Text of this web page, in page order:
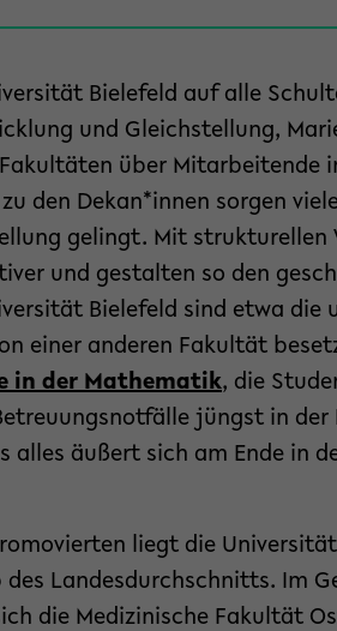
Bielefeld auf alle
und Gleichstellung,
über Mitarbeitende
den Dekan*innen sorgen
gelingt. Mit strukturellen
und gestalten so den
Bielefeld sind etwa die
einer anderen Fakultät
in der Mathematik, die
jüngst in
alles äußert sich am Ende in
liegt die
Landesdurchschnitts. Im
die Medizinische Fakultät